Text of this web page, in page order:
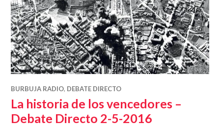
BURBUJA RADIO, DEBATE DIRECTO
La historia de los vencedores –
Debate Directo 2-5-2016